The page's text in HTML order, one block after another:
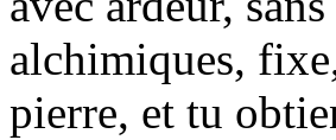
alchimiques,
pierre, et tu